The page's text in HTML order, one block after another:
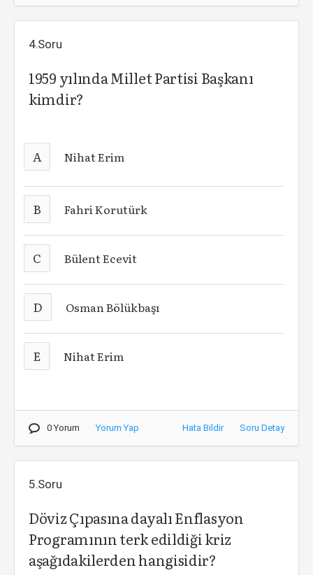
4.Soru
1959 yılında Millet Partisi Başkanı
kimdir?
A Nihat Erim
B Fahri Korutürk
C Bülent Ecevit
D Osman Bölükbaşı
E Nihat Erim
0 Yorum Yorum Yap Hata Bildir Soru Detay
5.Soru
Döviz Çıpasına dayalı Enflasyon
Programının terk edildiği kriz
aşağıdakilerden hangisidir?